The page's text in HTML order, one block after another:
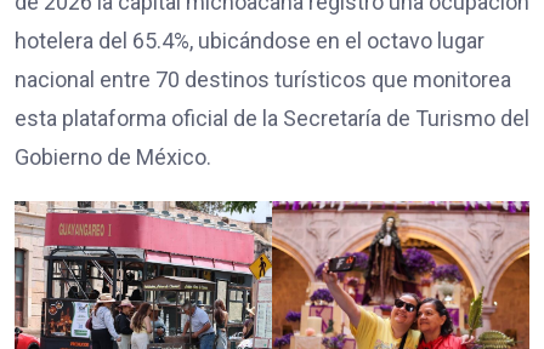
hotelera del 65.4%, ubicándose en el octavo lugar
nacional entre 70 destinos turísticos que monitorea
esta plataforma oficial de la Secretaría de Turismo del
Gobierno de México.